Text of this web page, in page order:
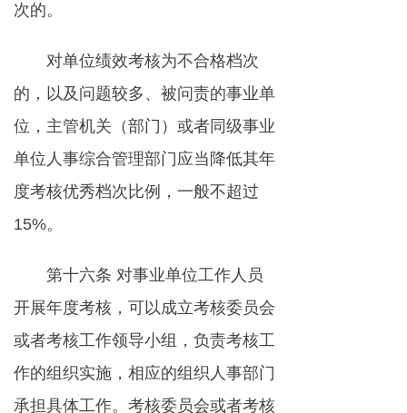
次的。
对单位绩效考核为不合格档次
的，以及问题较多、被问责的事业单
位，主管机关（部门）或者同级事业
单位人事综合管理部门应当降低其年
度考核优秀档次比例，一般不超过
15%。
第十六条 对事业单位工作人员
开展年度考核，可以成立考核委员会
或者考核工作领导小组，负责考核工
作的组织实施，相应的组织人事部门
承担具体工作。考核委员会或者考核